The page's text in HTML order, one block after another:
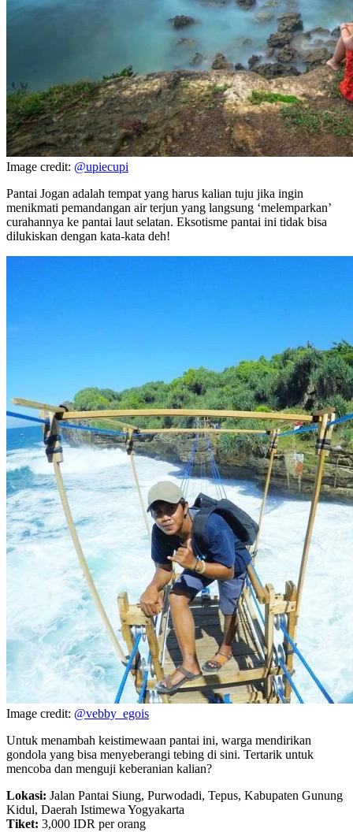
Image credit: @upiecupi
Pantai Jogan adalah tempat yang harus kalian tuju jika ingin
menikmati pemandangan air terjun yang langsung ‘melemparkan’
curahannya ke pantai laut selatan. Eksotisme pantai ini tidak bisa
dilukiskan dengan kata-kata deh!
Image credit: @vebby_egois
Untuk menambah keistimewaan pantai ini, warga mendirikan
gondola yang bisa menyeberangi tebing di sini. Tertarik untuk
mencoba dan menguji keberanian kalian?
Lokasi: Jalan Pantai Siung, Purwodadi, Tepus, Kabupaten Gunung
Kidul, Daerah Istimewa Yogyakarta
Tiket: 3,000 IDR per orang